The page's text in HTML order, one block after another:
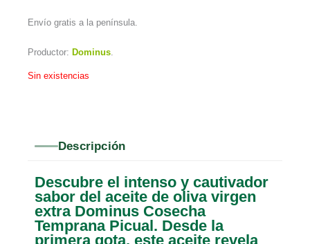
Envío gratis a la península.
Productor: Dominus
Sin existencias
Descripción
Descubre el intenso y cautivador
sabor del aceite de oliva virgen
extra Dominus Cosecha
Temprana Picual. Desde la
primera gota, este aceite revela